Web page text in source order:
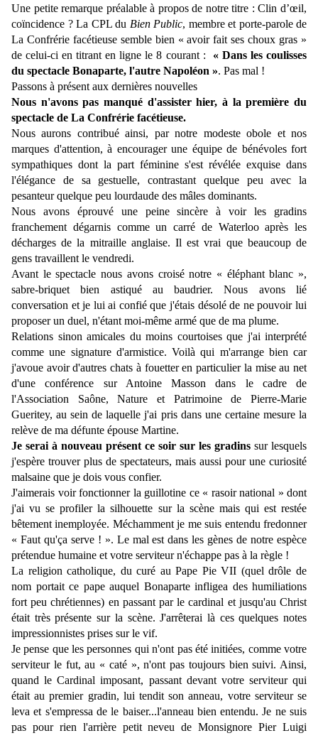
Une petite remarque préalable à propos de notre titre : Clin d’œil,
coïncidence ? La CPL du Bien Public, membre et porte-parole de
La Confrérie facétieuse semble bien « avoir fait ses choux gras »
de celui-ci en titrant en ligne le 8 courant : « Dans les coulisses
du spectacle Bonaparte, l'autre Napoléon ». Pas mal !
Passons à présent aux dernières nouvelles
Nous n'avons pas manqué d'assister hier, à la première du
spectacle de La Confrérie facétieuse.
Nous aurons contribué ainsi, par notre modeste obole et nos
marques d'attention, à encourager une équipe de bénévoles fort
sympathiques dont la part féminine s'est révélée exquise dans
l'élégance de sa gestuelle, contrastant quelque peu avec la
pesanteur quelque peu lourdaude des mâles dominants.
Nous avons éprouvé une peine sincère à voir les gradins
franchement dégarnis comme un carré de Waterloo après les
décharges de la mitraille anglaise. Il est vrai que beaucoup de
gens travaillent le vendredi.
Avant le spectacle nous avons croisé notre « éléphant blanc »,
sabre-briquet bien astiqué au baudrier. Nous avons lié
conversation et je lui ai confié que j'étais désolé de ne pouvoir lui
proposer un duel, n'étant moi-même armé que de ma plume.
Relations sinon amicales du moins courtoises que j'ai interprété
comme une signature d'armistice. Voilà qui m'arrange bien car
j'avoue avoir d'autres chats à fouetter en particulier la mise au net
d'une conférence sur Antoine Masson dans le cadre de
l'Association Saône, Nature et Patrimoine de Pierre-Marie
Gueritey, au sein de laquelle j'ai pris dans une certaine mesure la
relève de ma défunte épouse Martine.
Je serai à nouveau présent ce soir sur les gradins sur lesquels
j'espère trouver plus de spectateurs, mais aussi pour une curiosité
malsaine que je dois vous confier.
J'aimerais voir fonctionner la guillotine ce « rasoir national » dont
j'ai vu se profiler la silhouette sur la scène mais qui est restée
bêtement inemployée. Méchamment je me suis entendu fredonner
« Faut qu'ça serve ! ». Le mal est dans les gènes de notre espèce
prétendue humaine et votre serviteur n'échappe pas à la règle !
La religion catholique, du curé au Pape Pie VII (quel drôle de
nom portait ce pape auquel Bonaparte infligea des humiliations
fort peu chrétiennes) en passant par le cardinal et jusqu'au Christ
était très présente sur la scène. J'arrêterai là ces quelques notes
impressionnistes prises sur le vif.
Je pense que les personnes qui n'ont pas été initiées, comme votre
serviteur le fut, au « caté », n'ont pas toujours bien suivi. Ainsi,
quand le Cardinal imposant, passant devant votre serviteur qui
était au premier gradin, lui tendit son anneau, votre serviteur se
leva et s'empressa de le baiser...l'anneau bien entendu. Je ne suis
pas pour rien l'arrière petit neveu de Monsignore Pier Luigi